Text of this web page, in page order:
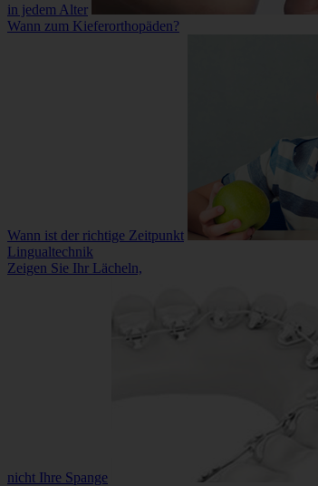
in jedem Alter
Wann zum Kieferorthopäden?
Wann ist der richtige Zeitpunkt
Lingualtechnik
Zeigen Sie Ihr Lächeln,
nicht Ihre Spange